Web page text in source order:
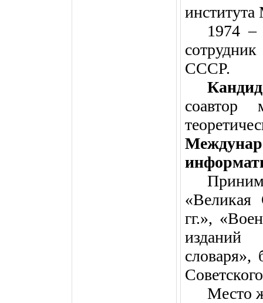
1974 –
СССР.
соавтор
«Великая
гг.»,
изданий
словаря»,
Место